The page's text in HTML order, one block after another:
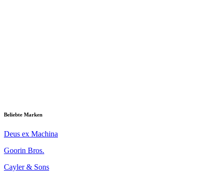
Beliebte Marken
Deus ex Machina
Goorin Bros.
Cayler & Sons